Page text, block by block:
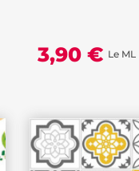
3,90 € Le ML